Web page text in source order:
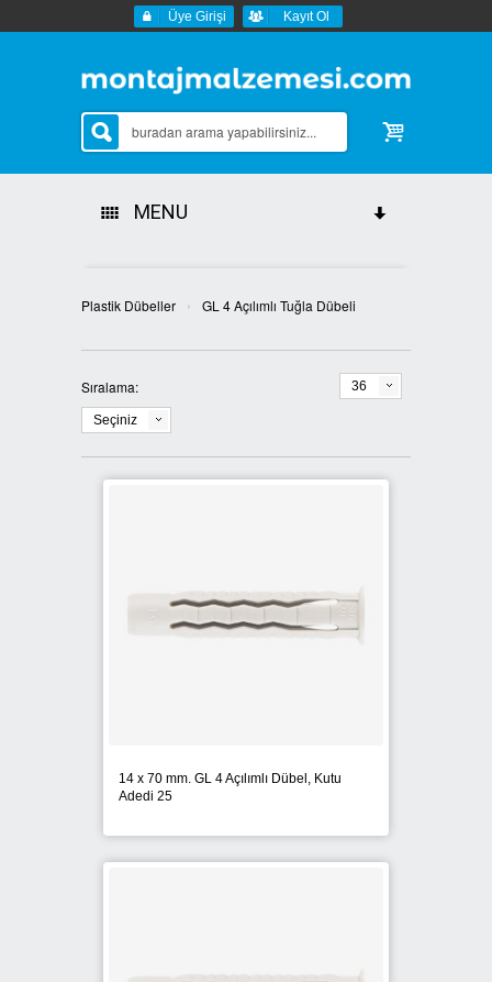
Üye Girişi Kayıt Ol
MENU
İletişim
Markalar
FISCHER
MAX
Plastik Dübeller › GL 4 Açılımlı Tuğla Dübeli
Sıralama:
Seçiniz
36
14 x 70 mm. GL 4 Açılımlı Dübel, Kutu
Adedi 25